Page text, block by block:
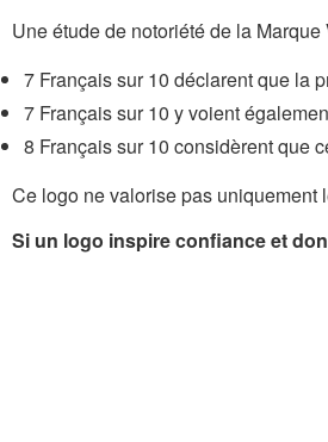
Une étude de notoriété de la Marque
7 Français sur 10 déclarent que la
7 Français sur 10 y voient
8 Français sur 10 considèrent que
Ce logo ne valorise pas uniquement
Si un logo inspire confiance et